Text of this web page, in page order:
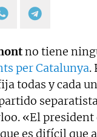
no tiene
per Catalunya.
todas y cada
«El president
es difícil que